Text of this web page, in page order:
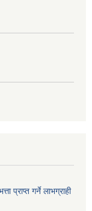
प्राप्त गर्ने लाभग्राही